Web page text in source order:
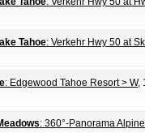
Tahoe: Verkehr Hwy 50 at
: Edgewood Tahoe Resort > W,
: 360°-Panorama